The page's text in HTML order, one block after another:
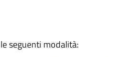
seguenti modalità: